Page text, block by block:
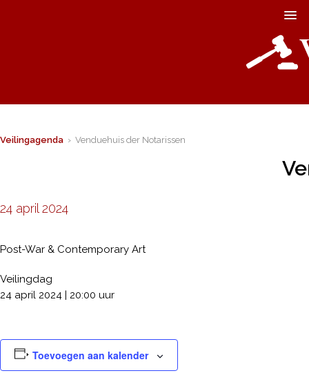
Veilingagenda › Venduehuis der Notarissen
24 april 2024
Post-War & Contemporary Art
Veilingdag
24 april 2024 | 20:00 uur
Toevoegen aan kalender